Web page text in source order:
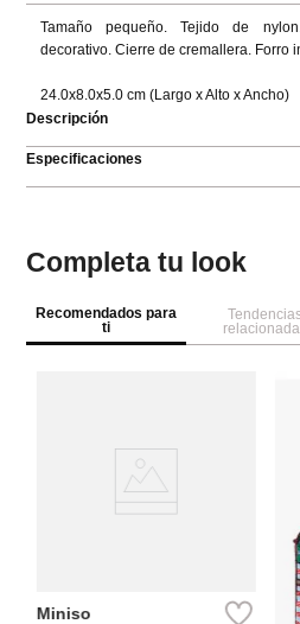
Tamaño pequeño. Tejido de
decorativo. Cierre de cremallera. Forro
24.0x8.0x5.0 cm (Largo x Alto x Ancho)
Descripción
Especificaciones
Completa tu look
Recomendados para
ti
Miniso